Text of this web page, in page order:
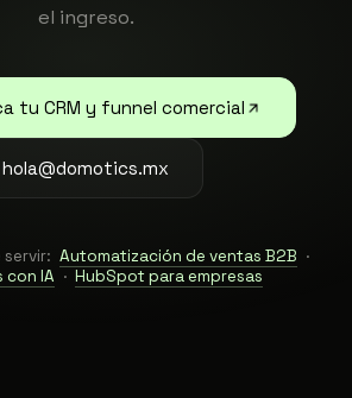
el ingreso.
tu CRM y funnel comercial
hola@domotics.mx
Automatización de ventas B2B ·
con IA · HubSpot para empresas